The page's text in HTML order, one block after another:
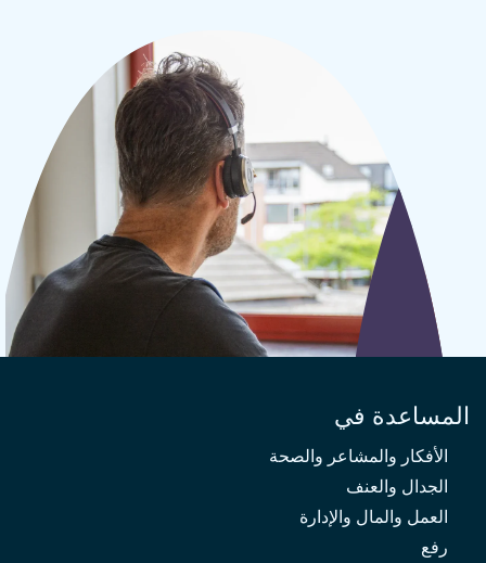
المساعدة في
الأفكار والمشاعر والصحة
الجدال والعنف
العمل والمال والإدارة
رفع